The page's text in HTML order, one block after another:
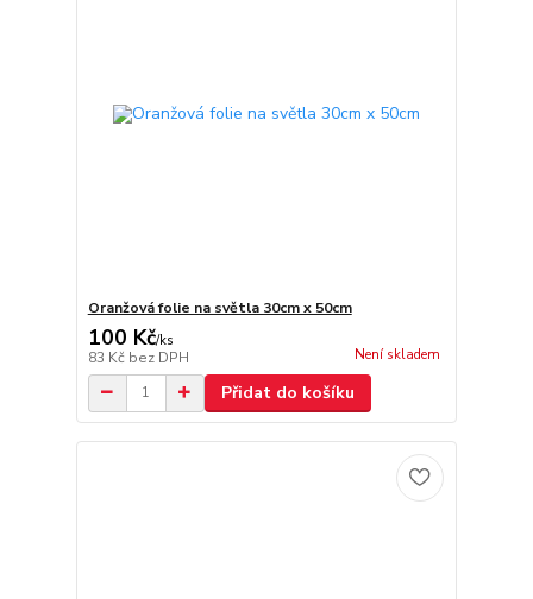
Oranžová folie na světla 30cm x 50cm
100 Kč/ks
83 Kč bez DPH Není skladem
Přidat do košíku